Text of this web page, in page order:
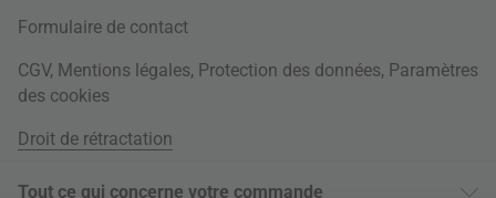
Formulaire de contact
CGV, Mentions légales, Protection des données, Paramètres
des cookies
Droit de rétractation
Tout ce qui concerne votre commande